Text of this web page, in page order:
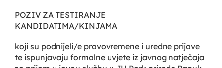
POZIV ZA TESTIRANJE
KANDIDATIMA/KINJAMA
koji su podnijeli/e pravovremene i uredne prijave
te ispunjavaju formalne uvjete iz javnog natječaja